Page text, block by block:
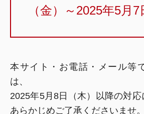
（金）～2025年5月7
本サイト・お電話・メール等
は、
2025年5月8日（木）以降の対応
あらかじめご了承くださいませ。